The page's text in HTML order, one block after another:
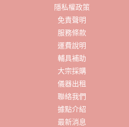
隱私權政策
免責聲明
服務條款
運費說明
輔具補助
大宗採購
儀器出租
聯絡我們
據點介紹
最新消息